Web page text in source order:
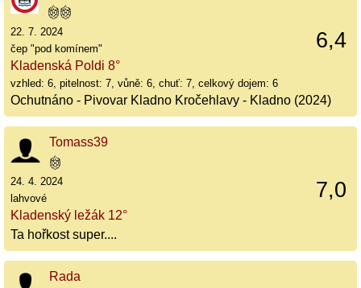
6,4
22. 7. 2024
čep "pod komínem"
Kladenská Poldi 8°
vzhled: 6, pitelnost: 7, vůně: 6, chuť: 7, celkový dojem: 6
Ochutnáno - Pivovar Kladno Kročehlavy - Kladno (2024)
Tomass39
7,0
24. 4. 2024
lahvové
Kladenský ležák 12°
Ta hořkost super....
Rada